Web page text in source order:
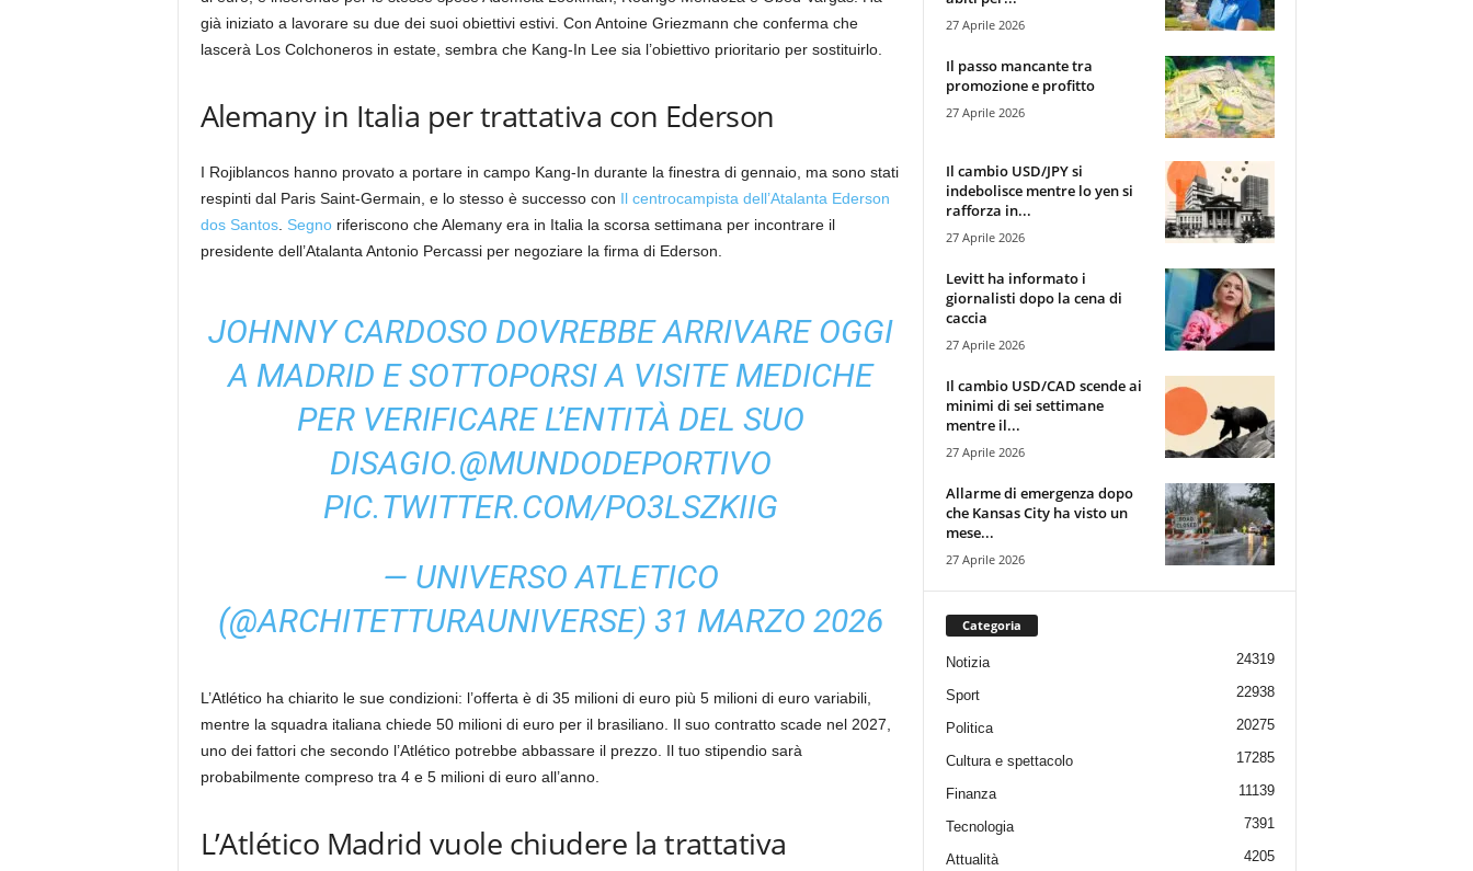
già iniziato a lavorare su due dei suoi obiettivi estivi. Con Antoine Griezmann che conferma che
lascerà Los Colchoneros in estate, sembra che Kang-In Lee sia l’obiettivo prioritario per sostituirlo.
Alemany in Italia per trattativa con Ederson
I Rojiblancos hanno provato a portare in campo Kang-In durante la finestra di gennaio, ma sono stati
respinti dal Paris Saint-Germain, e lo stesso è successo con Il centrocampista dell’Atalanta Ederson
dos Santos. Segnoriferiscono che Alemany era in Italia la scorsa settimana per incontrare il
presidente dell’Atalanta Antonio Percassi per negoziare la firma di Ederson.
JOHNNY CARDOSO DOVREBBE ARRIVARE OGGI
A MADRID E SOTTOPORSI A VISITE MEDICHE
PER VERIFICARE L’ENTITÀ DEL SUO
DISAGIO.@MUNDODEPORTIVO
PIC.TWITTER.COM/PO3LSZKIIG
— UNIVERSO ATLETICO
(@ARCHITETTURAUNIVERSE) 31 MARZO 2026
L’Atlético ha chiarito le sue condizioni: l’offerta è di 35 milioni di euro più 5 milioni di euro variabili,
mentre la squadra italiana chiede 50 milioni di euro per il brasiliano. Il suo contratto scade nel 2027,
uno dei fattori che secondo l’Atlético potrebbe abbassare il prezzo. Il tuo stipendio sarà
probabilmente compreso tra 4 e 5 milioni di euro all’anno.
L’Atlético Madrid vuole chiudere la trattativa
27 Aprile 2026
Il passo mancante tra
promozione e profitto
27 Aprile 2026
Il cambio USD/JPY si
indebolisce mentre lo yen si
rafforza in...
27 Aprile 2026
Levitt ha informato i
giornalisti dopo la cena di
caccia
27 Aprile 2026
Il cambio USD/CAD scende ai
minimi di sei settimane
mentre il...
27 Aprile 2026
Allarme di emergenza dopo
che Kansas City ha visto un
mese...
27 Aprile 2026
Categoria
Notizia 24319
Sport 22938
Politica 20275
Cultura e spettacolo 17285
Finanza 11139
Tecnologia 7391
Attualità 4205